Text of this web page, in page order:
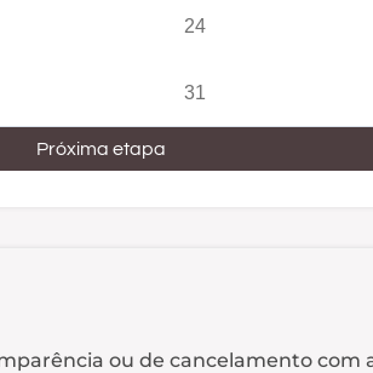
24
31
Próxima etapa
ou de cancelamento com